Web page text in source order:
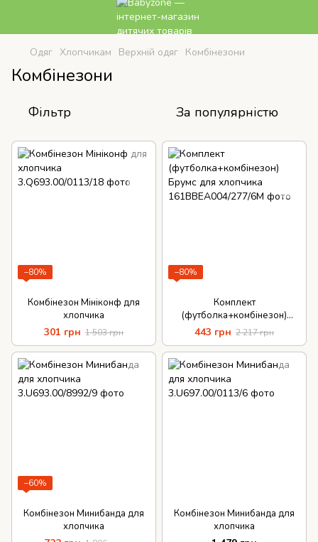
Одяг Хлопчикам Верхній одяг Комбінезони
Комбінезони
Фільтр За популярністю
−80%
Комбінезон Мініконф для
хлопчика
301 грн 1 503 грн
−80%
Комплект
(футболка+комбінезон)
Брумс для хлопчика
443 грн 2 217 грн
−60%
Комбінезон Минибанда для
хлопчика
Комбінезон Минибанда для
хлопчика